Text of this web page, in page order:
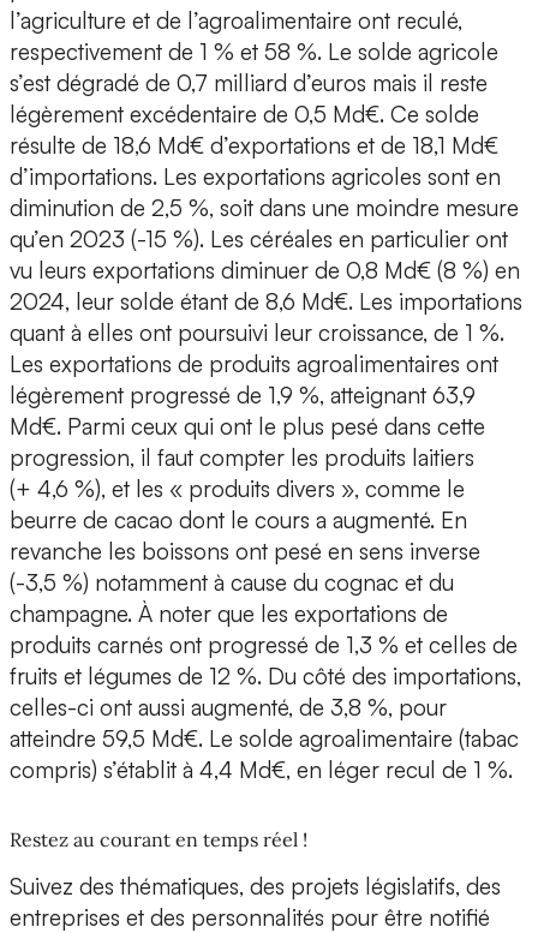
l’agriculture et de l’agroalimentaire ont reculé,
respectivement de 1 % et 58 %. Le solde agricole
s’est dégradé de 0,7 milliard d’euros mais il reste
légèrement excédentaire de 0,5 Md€. Ce solde
résulte de 18,6 Md€ d’exportations et de 18,1 Md€
d’importations. Les exportations agricoles sont en
diminution de 2,5 %, soit dans une moindre mesure
qu’en 2023 (-15 %). Les céréales en particulier ont
vu leurs exportations diminuer de 0,8 Md€ (8 %) en
2024, leur solde étant de 8,6 Md€. Les importations
quant à elles ont poursuivi leur croissance, de 1 %.
Les exportations de produits agroalimentaires ont
légèrement progressé de 1,9 %, atteignant 63,9
Md€. Parmi ceux qui ont le plus pesé dans cette
progression, il faut compter les produits laitiers
(+ 4,6 %), et les « produits divers », comme le
beurre de cacao dont le cours a augmenté. En
revanche les boissons ont pesé en sens inverse
(-3,5 %) notamment à cause du cognac et du
champagne. À noter que les exportations de
produits carnés ont progressé de 1,3 % et celles de
fruits et légumes de 12 %. Du côté des importations,
celles-ci ont aussi augmenté, de 3,8 %, pour
atteindre 59,5 Md€. Le solde agroalimentaire (tabac
compris) s’établit à 4,4 Md€, en léger recul de 1 %.
Restez au courant en temps réel !
Suivez des thématiques, des projets législatifs, des
entreprises et des personnalités pour être notifié